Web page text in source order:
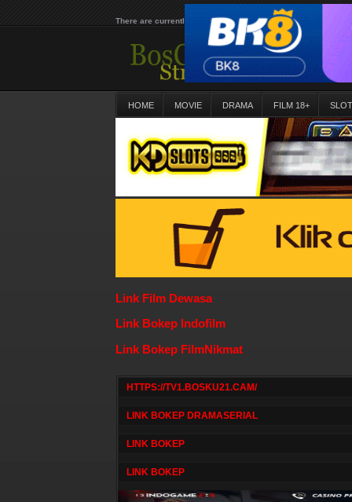
There are currently 25605 movies on our website
HOME MOVIE DRAMA FILM 18+
Link Film Dewasa
Link Bokep Indofilm
Link Bokep FilmNikmat
HTTPS://TV1.BOSKU21.CAM/
LINK BOKEP DRAMASERIAL
LINK BOKEP
LINK BOKEP